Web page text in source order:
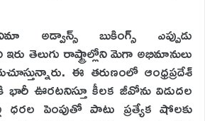
బుకింగ్స్ ఎప్పుడు
తెలుగు రాష్ట్రాల్లోని మెగా అభిమానులు
ఈ తరుణంలో ఆంధ్రప్రదేశ్
భారీ ఊరటనిస్తూ కీలక జీవోను విడుదల
పెంపుతో పాటు ప్రత్యేక షోలకు